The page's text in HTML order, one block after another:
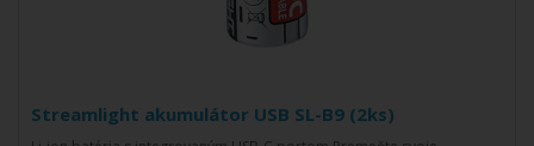
Streamlight akumulátor USB SL-B9 (2ks)